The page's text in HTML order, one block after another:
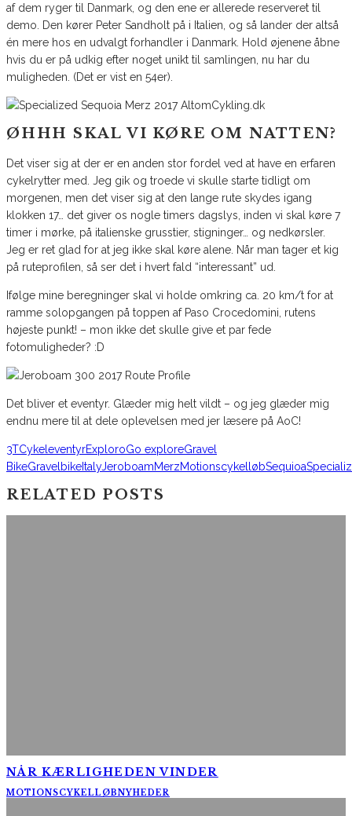
af dem ryger til Danmark, og den ene er allerede reserveret til
demo. Den kører Peter Sandholt på i Italien, og så lander der altså
én mere hos en udvalgt forhandler i Danmark. Hold øjenene åbne
hvis du er på udkig efter noget unikt til samlingen, nu har du
muligheden. (Det er vist en 54er).
ØHHH SKAL VI KØRE OM NATTEN?
Det viser sig at der er en anden stor fordel ved at have en erfaren
cykelrytter med. Jeg gik og troede vi skulle starte tidligt om
morgenen, men det viser sig at den lange rute skydes igang
klokken 17… det giver os nogle timers dagslys, inden vi skal køre 7
timer i mørke, på italienske grusstier, stigninger… og nedkørsler.
Jeg er ret glad for at jeg ikke skal køre alene. Når man tager et kig
på ruteprofilen, så ser det i hvert fald “interessant” ud.
Ifølge mine beregninger skal vi holde omkring ca. 20 km/t for at
ramme solopgangen på toppen af Paso Crocedomini, rutens
højeste punkt! – mon ikke det skulle give et par fede
fotomuligheder? :D
Det bliver et eventyr. Glæder mig helt vildt – og jeg glæder mig
endnu mere til at dele oplevelsen med jer læsere på AoC!
3TCykeleventyrExploroGo exploreGravel
BikeGravelbikeItalyJeroboamMerzMotionscykelløbSequioa
RELATED POSTS
NÅR KÆRLIGHEDEN VINDER
MOTIONSCYKELLØBNYHEDER